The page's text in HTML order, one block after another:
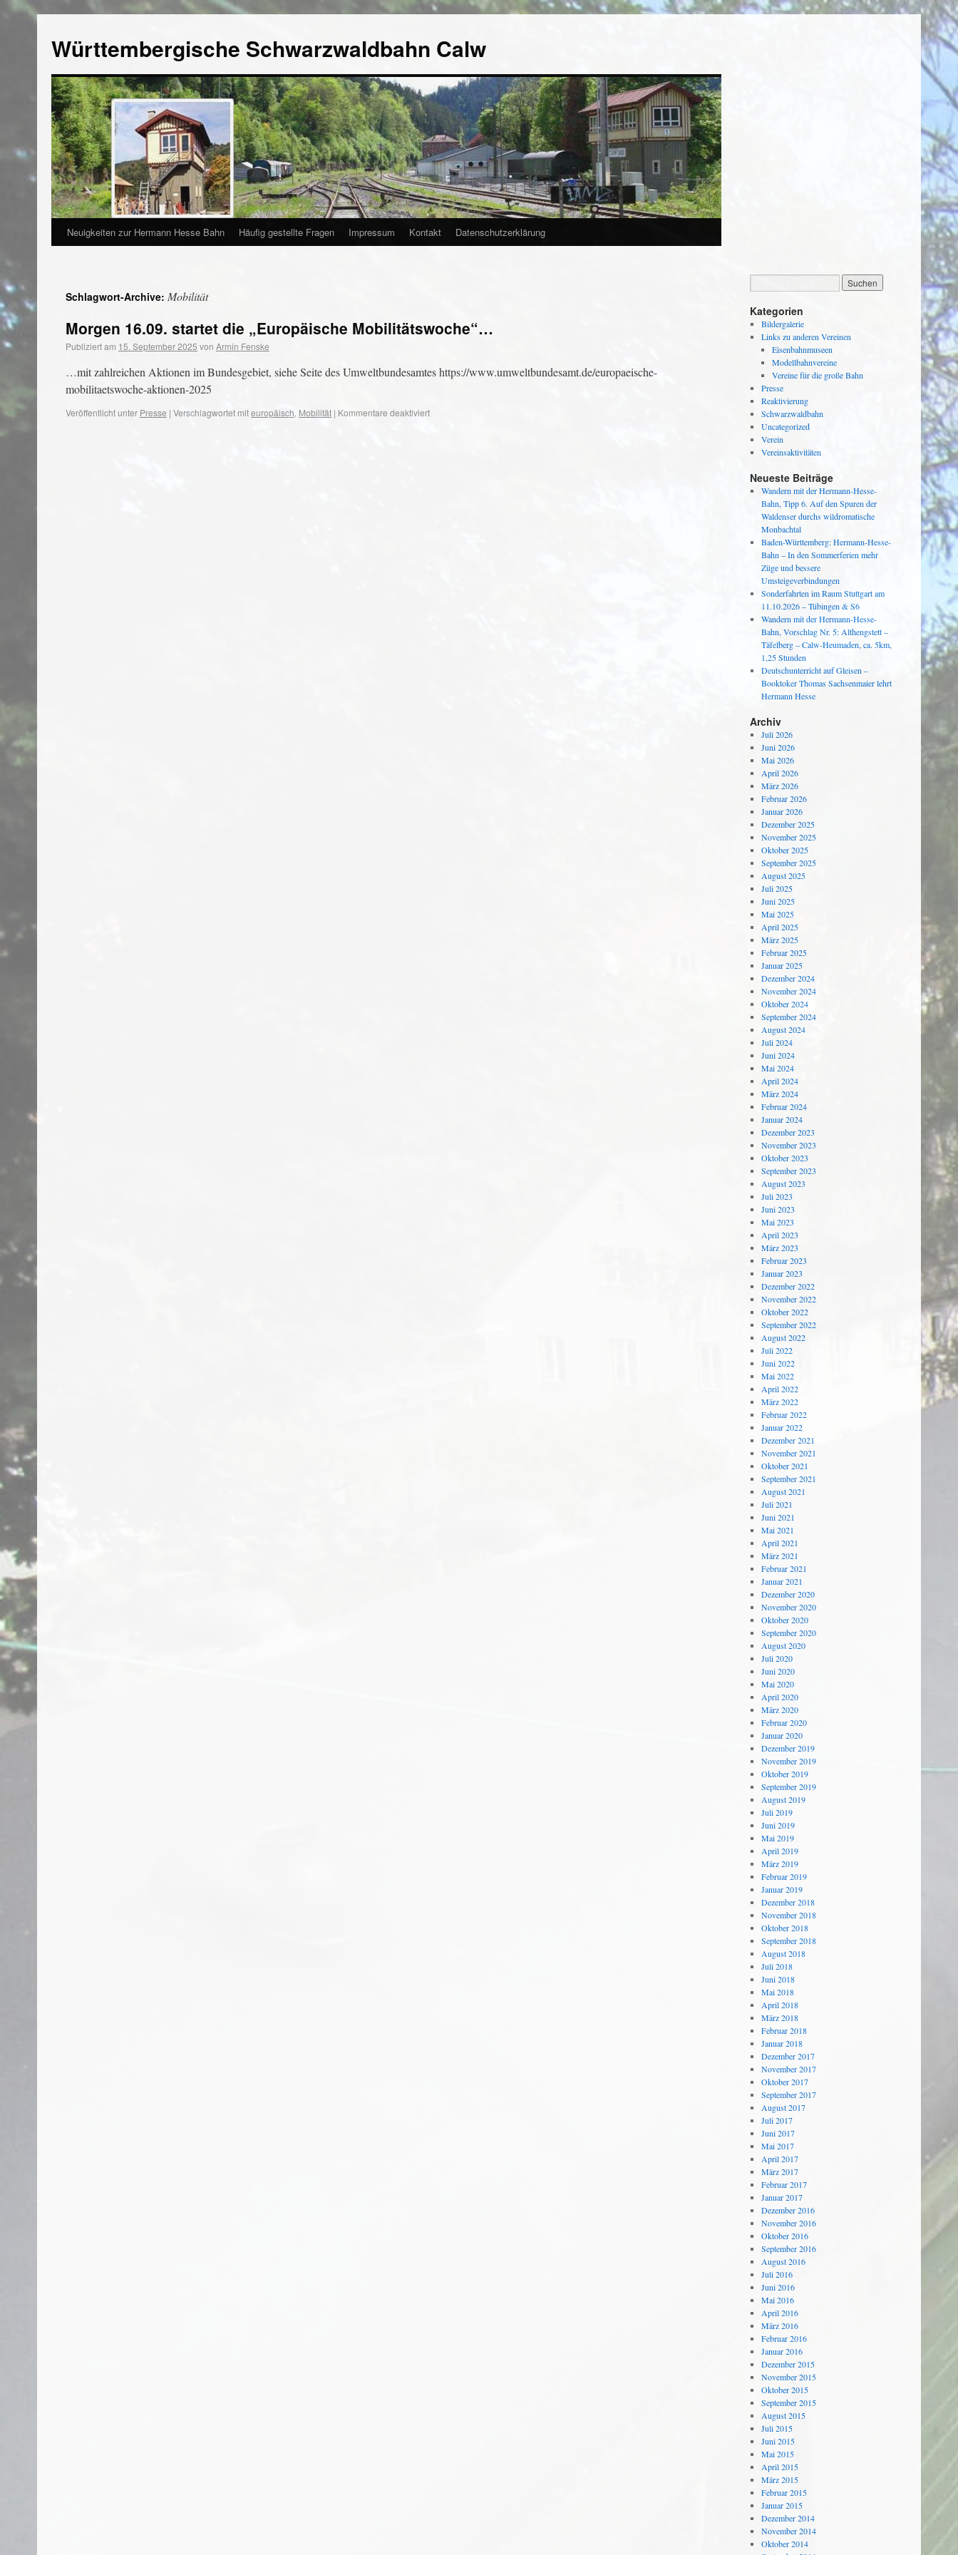
Württembergische Schwarzwaldbahn Calw
Neuigkeiten zur Hermann Hesse Bahn Häufig gestellte Fragen Impressum Kontakt Datenschutzerklärung
Schlagwort-Archive: Mobilität
Morgen 16.09. startet die „Europäische Mobilitätswoche“…
Publiziert am 15. September 2025 von Armin Fenske
…mit zahlreichen Aktionen im Bundesgebiet, siehe Seite des Umweltbundesamtes https://www.umweltbundesamt.de/europaeische-
mobilitaetswoche-aktionen-2025
Veröffentlicht unter Presse | Verschlagwortet miteuropäisch, Mobilität | Kommentare deaktiviert
Kategorien
Bildergalerie
Links zu anderen Vereinen
Eisenbahnmuseen
Modellbahnvereine
Vereine für die große Bahn
Presse
Reaktivierung
Schwarzwaldbahn
Uncategorized
Verein
Vereinsaktivitäten
Neueste Beiträge
Wandern mit der Hermann-Hesse-
Bahn, Tipp 6. Auf den Spuren der
Waldenser durchs wildromatische
Monbachtal
Baden-Württemberg: Hermann-Hesse-
Bahn – In den Sommerferien mehr
Züge und bessere
Umsteigeverbindungen
Sonderfahrten im Raum Stuttgart am
11.10.2026 – Tübingen & S6
Wandern mit der Hermann-Hesse-
Bahn, Vorschlag Nr. 5: Althengstett –
Täfelberg – Calw-Heumaden, ca. 5km,
1,25 Stunden
Deutschunterricht auf Gleisen –
Booktoker Thomas Sachsenmaier lehrt
Hermann Hesse
Archiv
Juli 2026
Juni 2026
Mai 2026
April 2026
März 2026
Februar 2026
Januar 2026
Dezember 2025
November 2025
Oktober 2025
September 2025
August 2025
Juli 2025
Juni 2025
Mai 2025
April 2025
März 2025
Februar 2025
Januar 2025
Dezember 2024
November 2024
Oktober 2024
September 2024
August 2024
Juli 2024
Juni 2024
Mai 2024
April 2024
März 2024
Februar 2024
Januar 2024
Dezember 2023
November 2023
Oktober 2023
September 2023
August 2023
Juli 2023
Juni 2023
Mai 2023
April 2023
März 2023
Februar 2023
Januar 2023
Dezember 2022
November 2022
Oktober 2022
September 2022
August 2022
Juli 2022
Juni 2022
Mai 2022
April 2022
März 2022
Februar 2022
Januar 2022
Dezember 2021
November 2021
Oktober 2021
September 2021
August 2021
Juli 2021
Juni 2021
Mai 2021
April 2021
März 2021
Februar 2021
Januar 2021
Dezember 2020
November 2020
Oktober 2020
September 2020
August 2020
Juli 2020
Juni 2020
Mai 2020
April 2020
März 2020
Februar 2020
Januar 2020
Dezember 2019
November 2019
Oktober 2019
September 2019
August 2019
Juli 2019
Juni 2019
Mai 2019
April 2019
März 2019
Februar 2019
Januar 2019
Dezember 2018
November 2018
Oktober 2018
September 2018
August 2018
Juli 2018
Juni 2018
Mai 2018
April 2018
März 2018
Februar 2018
Januar 2018
Dezember 2017
November 2017
Oktober 2017
September 2017
August 2017
Juli 2017
Juni 2017
Mai 2017
April 2017
März 2017
Februar 2017
Januar 2017
Dezember 2016
November 2016
Oktober 2016
September 2016
August 2016
Juli 2016
Juni 2016
Mai 2016
April 2016
März 2016
Februar 2016
Januar 2016
Dezember 2015
November 2015
Oktober 2015
September 2015
August 2015
Juli 2015
Juni 2015
Mai 2015
April 2015
März 2015
Februar 2015
Januar 2015
Dezember 2014
November 2014
Oktober 2014